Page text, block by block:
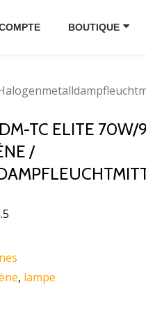
BOUTIQUE
TC ELITE 70W/
/
, lampe